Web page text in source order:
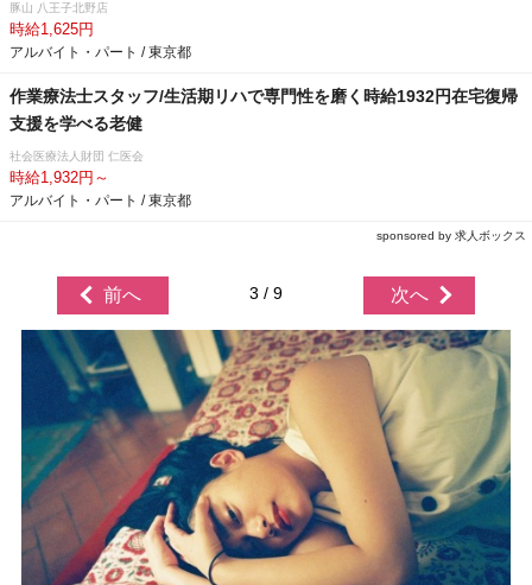
豚山 八王子北野店
時給1,625円
アルバイト・パート / 東京都
作業療法士スタッフ/生活期リハで専門性を磨く時給1932円在宅復帰
支援を学べる老健
社会医療法人財団 仁医会
時給1,932円～
アルバイト・パート / 東京都
sponsored by 求人ボックス
前へ 3 / 9 次へ